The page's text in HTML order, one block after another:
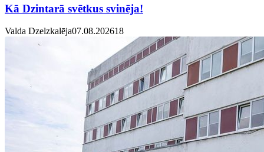
Kā Dzintarā svētkus svinēja!
Valda Dzelzkalēja07.08.202618